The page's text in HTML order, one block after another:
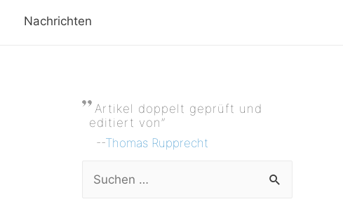
Nachrichten
Artikel doppelt geprüft und
editiert von”
--Thomas Rupprecht